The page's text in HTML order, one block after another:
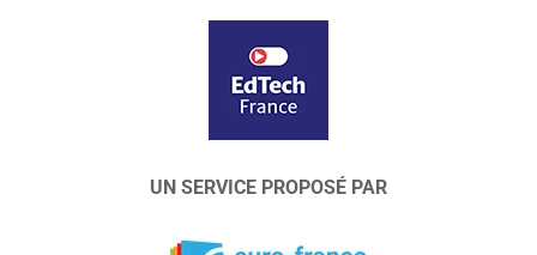
UN SERVICE PROPOSÉ PAR